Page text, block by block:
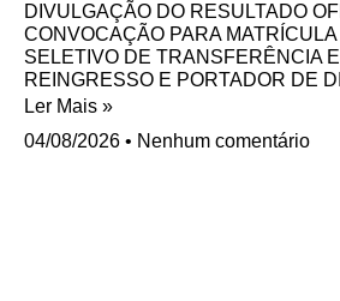
DIVULGAÇÃO DO RESULTADO
CONVOCAÇÃO PARA
SELETIVO DE TRANSFERÊNCIA
REINGRESSO E PORTADOR DE
Ler Mais »
04/08/2026
Nenhum comentário